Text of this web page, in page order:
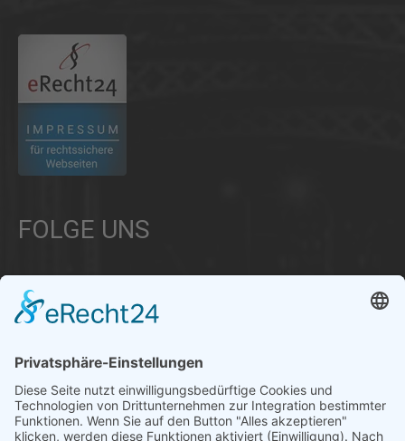
FOLGE UNS
Informationen aus Politik – Wirtschaft – Kultur – Umwelt –
Gesellschaft - Polizei und Feuerwehr – für die Region Bayern